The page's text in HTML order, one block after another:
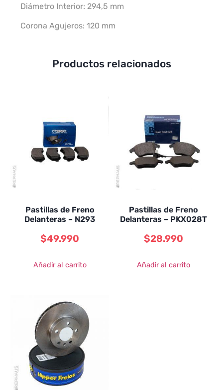
Diámetro Interior: 294,5 mm
Corona Agujeros: 120 mm
Productos relacionados
Pastillas de Freno
Delanteras – N293
$49.990
Añadir al carrito
Pastillas de Freno
Delanteras – PKX028T
$28.990
Añadir al carrito